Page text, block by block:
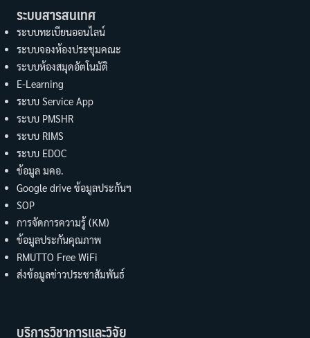
ระบบสารสนเทศ
ระบบทะเบียนออนไลน์
ระบบจองห้องประชุมคณะ
ระบบห้องสมุดอัตโนมัติ
E-Learning
ระบบ Service App
ระบบ PMSHR
ระบบ RIMS
ระบบ EDOC
ข้อมูล มคอ.
Google drive ข้อมูลประกันฯ
SOP
การจัดการความรู้ (KM)
ข้อมูลประกันคุณภาพ
RMUTTO Free WiFi
ส่งข้อมูลข่าวประชาสัมพันธ์
บริการวิชาการและวิจัย